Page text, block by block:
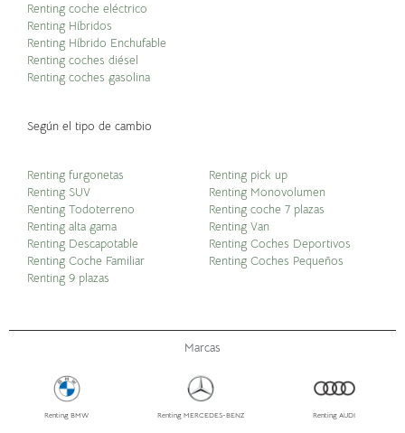
Renting coche eléctrico
Renting Híbridos
Renting Híbrido Enchufable
Renting coches diésel
Renting coches gasolina
Según el tipo de cambio
Renting furgonetas
Renting SUV
Renting Todoterreno
Renting alta gama
Renting Descapotable
Renting Coche Familiar
Renting 9 plazas
Renting pick up
Renting Monovolumen
Renting coche 7 plazas
Renting Van
Renting Coches Deportivos
Renting Coches Pequeños
Marcas
Renting BMW Renting MERCEDES-BENZ Renting AUDI